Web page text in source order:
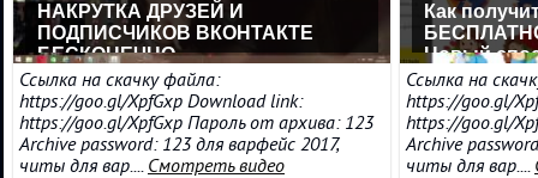
НАКРУТКА ДРУЗЕЙ И
ПОДПИСЧИКОВ ВКОНТАКТЕ
БЕСКОНЕЧНО
Ссылка на скачку файла:
https://goo.gl/XpfGxp Download link:
https://goo.gl/XpfGxp Пароль от архива: 123
Archive password: 123 для варфейс 2017,
читы для вар.... Смотреть видео
Как
Новый
Ссылка на
https://goo.gl/
https://goo.gl/
Archive
читы для вар....